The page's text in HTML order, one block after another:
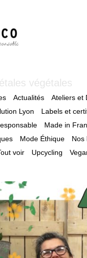
végétales
Actualités Ateliers et
Lyon
Labels et
Made in
Mode Éthique
Nos
voir Upcycling